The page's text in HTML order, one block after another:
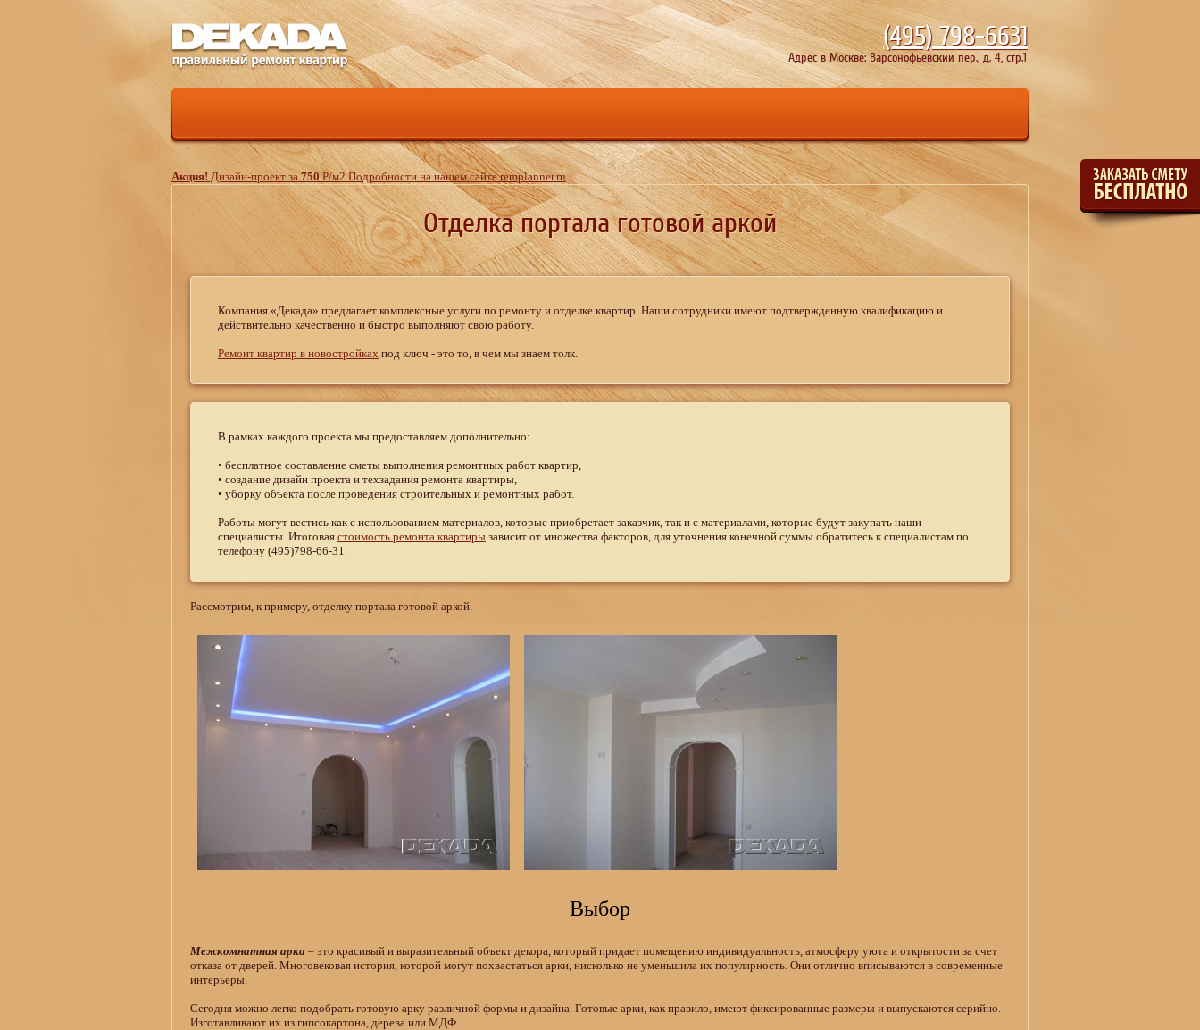
(495)798-6631
Акция! Дизайн-проект за750 Р/м2 Подробности на нашем сайте remplanner.ru
Адрес в Москве: Варсонофьевский пер., д. 4, стр.1
Отделка портала готовой аркой
Компания «Декада» предлагает комплексные услуги по ремонту и отделке квартир. Наши сотрудники имеют подтвержденную квалификацию и
действительно качественно и быстро выполняют свою работу.
Ремонт квартир в новостройках под ключ - это то, в чем мы знаем толк.
В рамках каждого проекта мы предоставляем дополнительно:
• бесплатное составление сметы выполнения ремонтных работ квартир,
• создание дизайн проекта и техзадания ремонта квартиры,
• уборку объекта после проведения строительных и ремонтных работ.
Работы могут вестись как с использованием материалов, которые приобретает заказчик, так и с материалами, которые будут закупать наши
специалисты. Итоговая стоимость ремонта квартиры зависит от множества факторов, для уточнения конечной суммы обратитесь к специалистам по
телефону (495)798-66-31.
Рассмотрим, к примеру, отделку портала готовой аркой.
Выбор
Межкомнатная арка – это красивый и выразительный объект декора, который придает помещению индивидуальность, атмосферу уюта и открытости за счет
отказа от дверей. Многовековая история, которой могут похвастаться арки, нисколько не уменьшила их популярность. Они отлично вписываются в современные
интерьеры.
Сегодня можно легко подобрать готовую арку различной формы и дизайна. Готовые арки, как правило, имеют фиксированные размеры и выпускаются серийно.
Изготавливают их из гипсокартона, дерева или МДФ.